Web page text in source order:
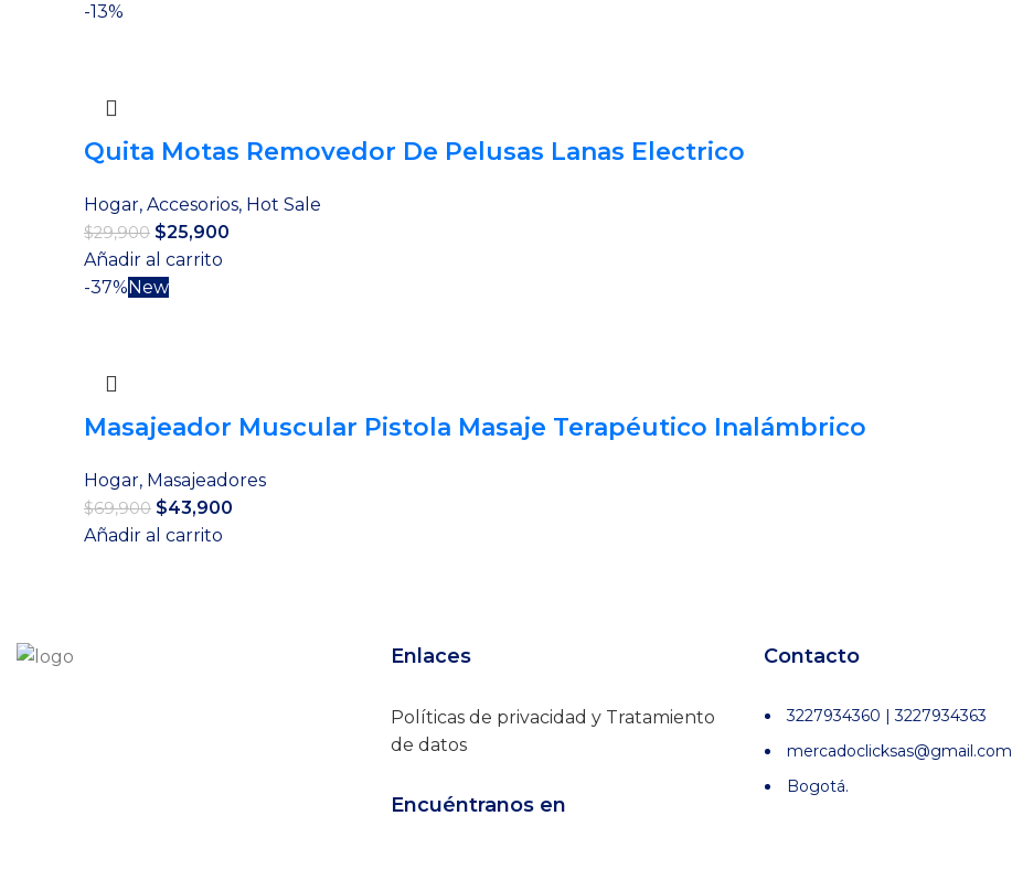
-13%
Quita Motas Removedor De Pelusas Lanas Electrico
Hogar, Accesorios, Hot Sale
$29,900 El
precio
original
$25,900
Añadir al carrito
-37%New
Masajeador Muscular Pistola Masaje Terapéutico Inalámbrico
Hogar, Masajeadores
$69,900 El
precio
$43,900
Añadir al carrito
Enlaces
Políticas de privacidad y Tratamiento
de datos
Encuéntranos en
Contacto
3227934360 | 3227934363
mercadoclicksas@gmail.com
Bogotá.